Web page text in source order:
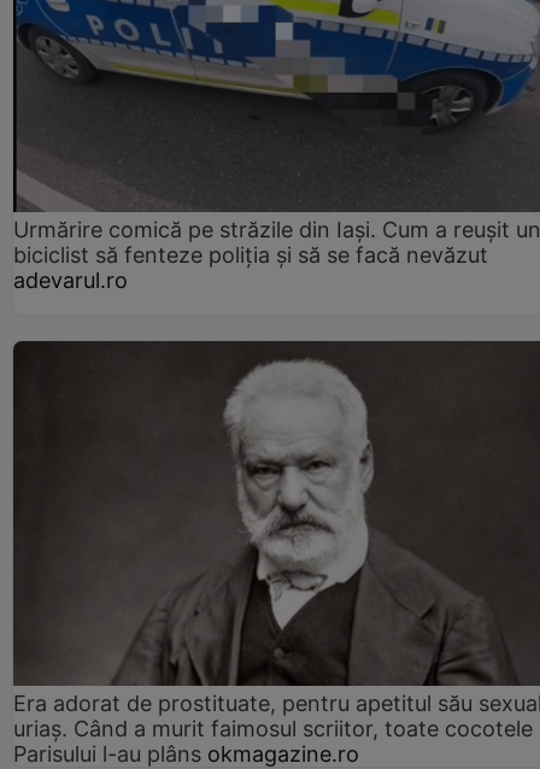
Urmărire comică pe străzile din Iași. Cum a reușit un
biciclist să fenteze poliția și să se facă nevăzut
adevarul.ro
Era adorat de prostituate, pentru apetitul său
uriaș. Când a murit faimosul scriitor, toate cocotele
Parisului l-au plâns okmagazine.ro